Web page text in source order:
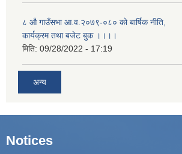
८ औ गाउँसभा आ.व.२०७९-०८० को बार्षिक नीति,
कार्यक्रम तथा बजेट बुक ।।।।
मिति: 09/28/2022 - 17:19
अन्य
Notices